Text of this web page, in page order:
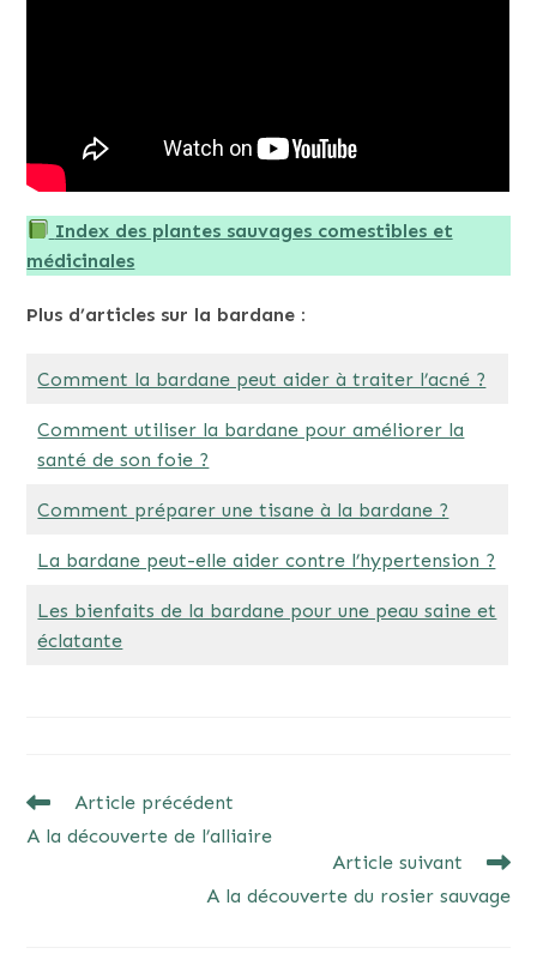
Index des plantes sauvages comestibles et
médicinales
Plus d’articles sur la bardane :
Comment la bardane peut aider à traiter l’acné ?
Comment utiliser la bardane pour améliorer la
santé de son foie ?
Comment préparer une tisane à la bardane ?
La bardane peut-elle aider contre l’hypertension ?
Les bienfaits de la bardane pour une peau saine et
éclatante
READ
ARTICLES
Article précédent
A la découverte de l’alliaire
Article suivant
A la découverte du rosier sauvage